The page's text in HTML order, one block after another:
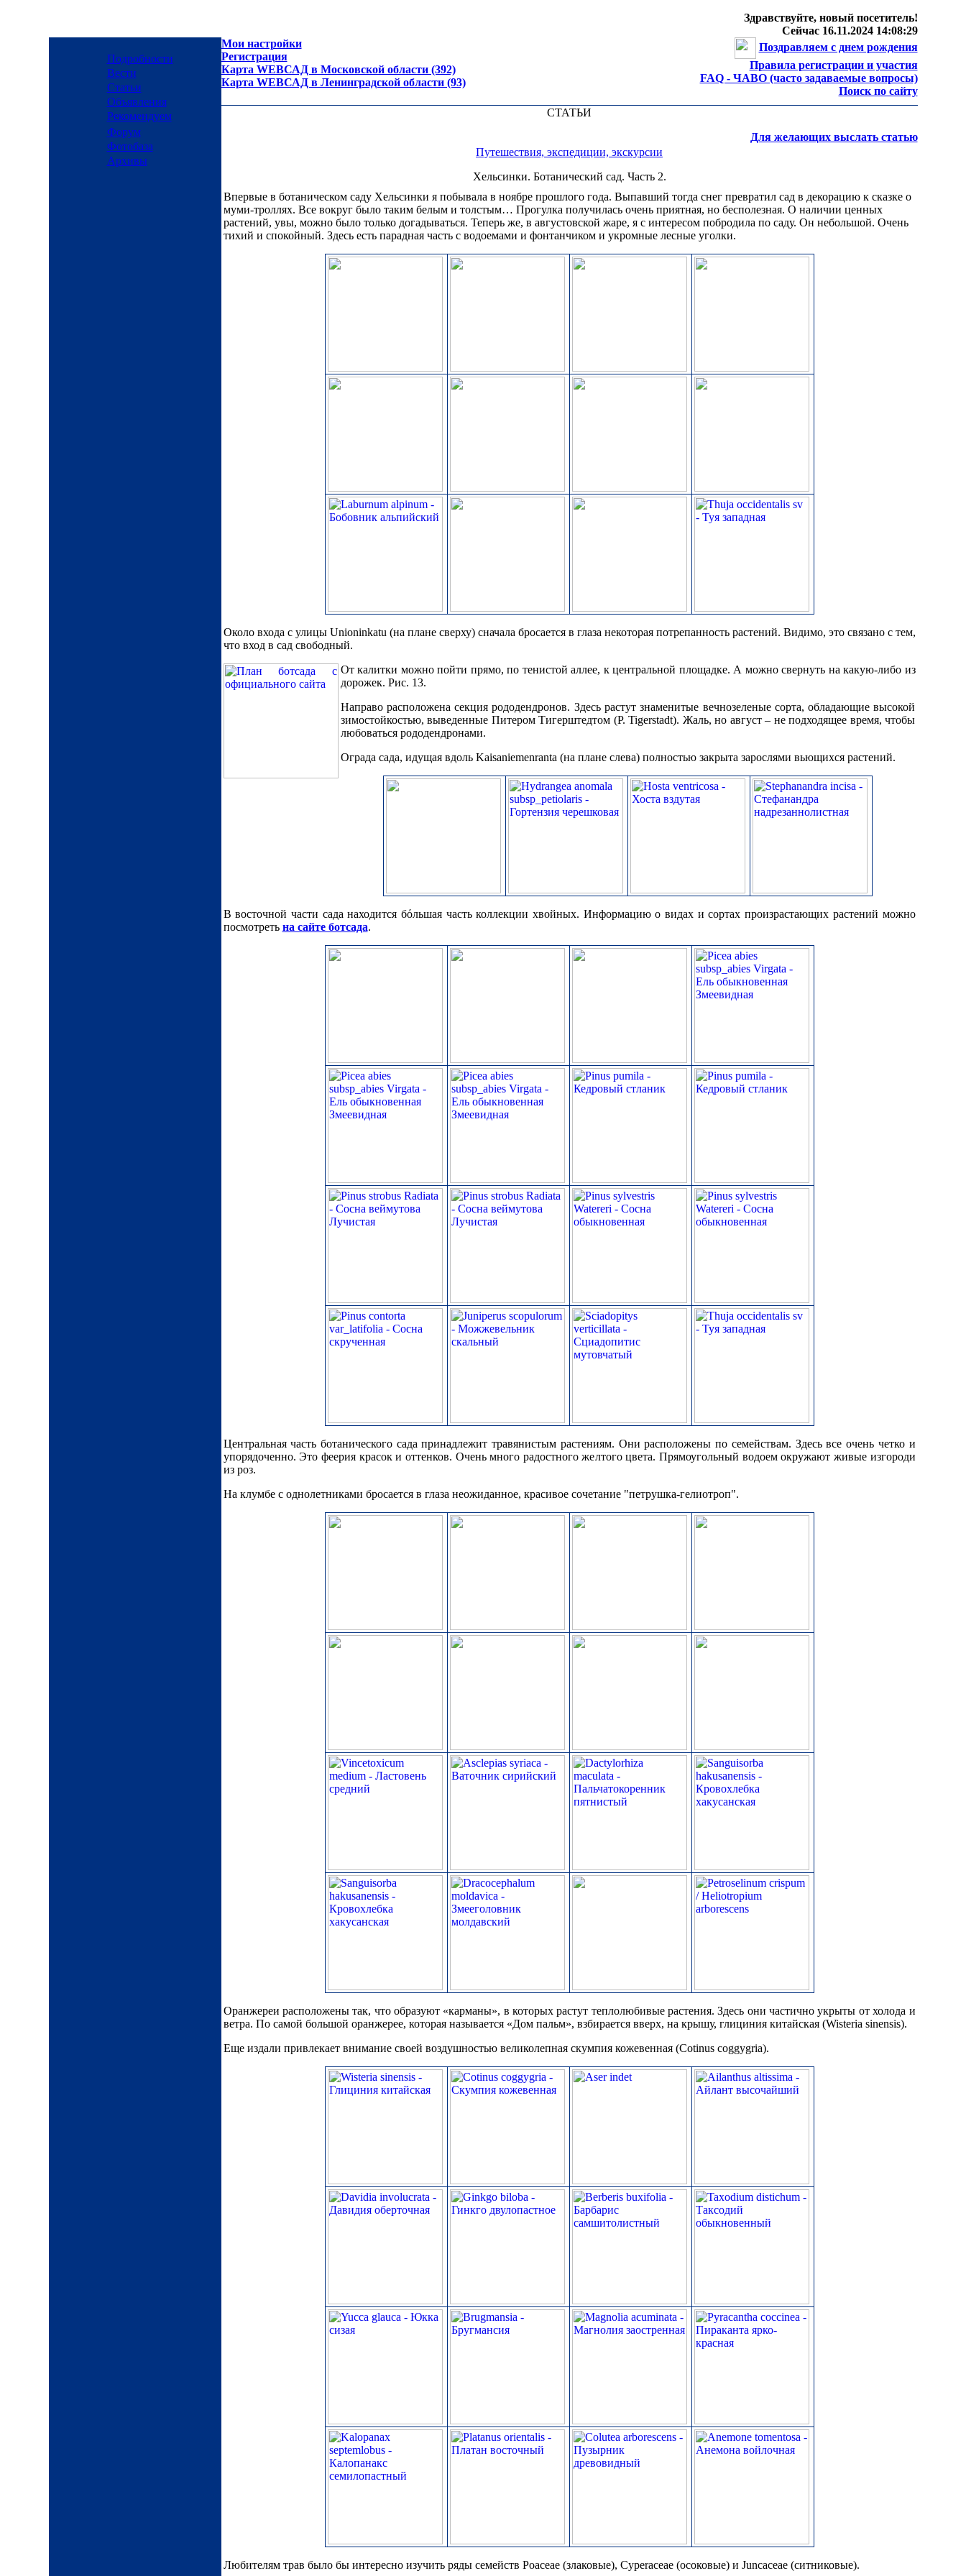
Здравствуйте, новый посетитель!
Сейчас 16.11.2024 14:08:29
Подробности
Вести
Статьи
Объявления
Рекомендуем
Форум
Фотобаза
Архивы
Мои настройки
Регистрация
Карта WEBСАД в Московской области (392)
Карта WEBСАД в Ленинградской области (93)
Поздравляем с днем рождения
Правила регистрации и участия
FAQ - ЧАВО (часто задаваемые вопросы)
Поиск по сайту
СТАТЬИ
Для желающих выслать статью
Путешествия, экспедиции, экскурсии
Хельсинки. Ботанический сад. Часть 2.
Впервые в ботаническом саду Хельсинки я побывала в ноябре прошлого года. Выпавший тогда снег превратил сад в декорацию к сказке о
муми-троллях. Все вокруг было таким белым и толстым… Прогулка получилась очень приятная, но бесполезная. О наличии ценных
растений, увы, можно было только догадываться. Теперь же, в августовской жаре, я с интересом побродила по саду. Он небольшой. Очень
тихий и спокойный. Здесь есть парадная часть c водоемами и фонтанчиком и укромные лесные уголки.
Около входа с улицы Unioninkatu (на плане сверху) сначала бросается в глаза некоторая потрепанность растений. Видимо, это связано с тем,
что вход в сад свободный.
От калитки можно пойти прямо, по тенистой аллее, к центральной площадке. А можно свернуть на какую-либо из
дорожек. Рис. 13.
Направо расположена секция рододендронов. Здесь растут знаменитые вечнозеленые сорта, обладающие высокой
зимостойкостью, выведенные Питером Тигерштедтом (P. Tigerstadt). Жаль, но август – не подходящее время, чтобы
любоваться рододендронами.
Ограда сада, идущая вдоль Kaisaniemenranta (на плане слева) полностью закрыта зарослями вьющихся растений.
В восточной части сада находится бόльшая часть коллекции хвойных. Информацию о видах и сортах произрастающих растений можно
посмотреть на сайте ботсада.
Центральная часть ботанического сада принадлежит травянистым растениям. Они расположены по семействам. Здесь все очень четко и
упорядоченно. Это феерия красок и оттенков. Очень много радостного желтого цвета. Прямоугольный водоем окружают живые изгороди
из роз.
На клумбе с однолетниками бросается в глаза неожиданное, красивое сочетание "петрушка-гелиотроп".
Оранжереи расположены так, что образуют «карманы», в которых растут теплолюбивые растения. Здесь они частично укрыты от холода и
ветра. По самой большой оранжерее, которая называется «Дом пальм», взбирается вверх, на крышу, глициния китайская (Wisteria sinensis).
Еще издали привлекает внимание своей воздушностью великолепная скумпия кожевенная (Cotinus coggygria).
Любителям трав было бы интересно изучить ряды семейств Poaceae (злаковые), Cyperaceae (осоковые) и Juncaceae (ситниковые).